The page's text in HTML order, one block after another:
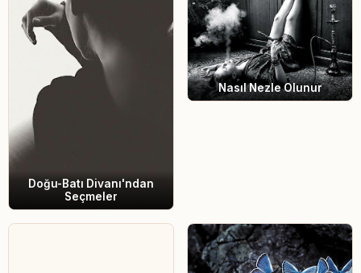
Doğu-Batı Divanı'ndan
Seçmeler
Nasıl Nezle Olunur